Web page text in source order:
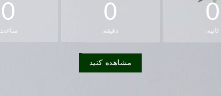
0 0
دقیقه
0
ثانیه
مشاهده کنید